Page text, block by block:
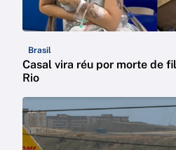
Brasil
Casal vira réu por morte de
Rio